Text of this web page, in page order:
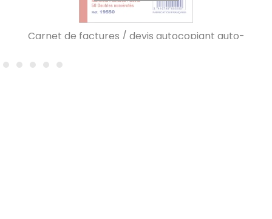
Carnet de factures / devis autocopiant auto-